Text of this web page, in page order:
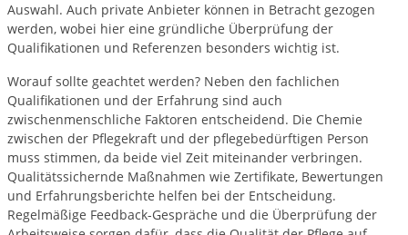
Auswahl. Auch private Anbieter können in Betracht gezogen
werden, wobei hier eine gründliche Überprüfung der
Qualifikationen und Referenzen besonders wichtig ist.
Worauf sollte geachtet werden? Neben den fachlichen
Qualifikationen und der Erfahrung sind auch
zwischenmenschliche Faktoren entscheidend. Die Chemie
zwischen der Pflegekraft und der pflegebedürftigen Person
muss stimmen, da beide viel Zeit miteinander verbringen.
Qualitätssichernde Maßnahmen wie Zertifikate, Bewertungen
und Erfahrungsberichte helfen bei der Entscheidung.
Regelmäßige Feedback-Gespräche und die Überprüfung der